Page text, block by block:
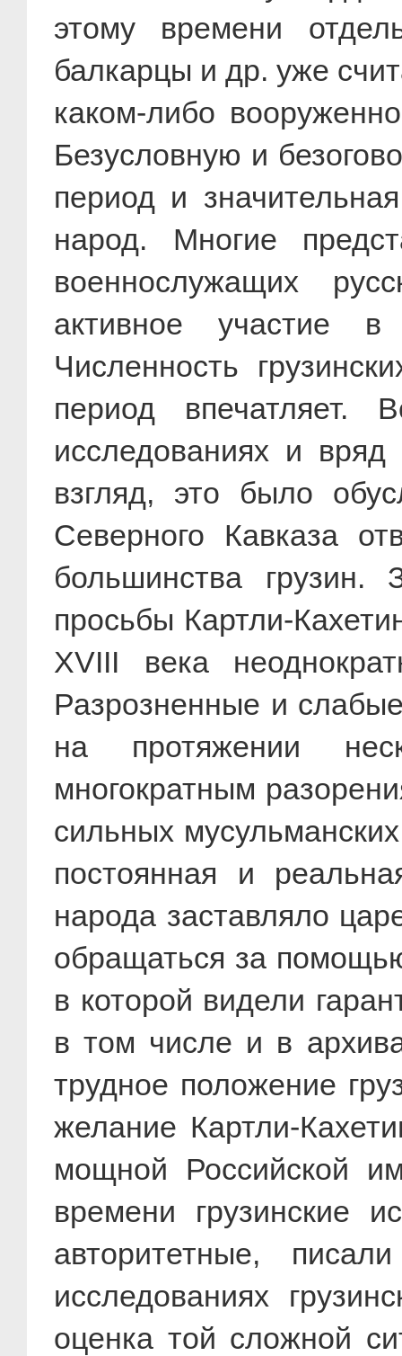
этому времени
балкарцы и др. уже
каком-либо
Безусловную и
период и
народ. Многие
военнослужащих
активное участие
Численность
период впечатляет.
исследованиях и
взгляд, это было
Северного Кавказа
большинства грузин.
просьбы Картли-
XVIII века
Разрозненные и слабые
на протяжении
многократным
сильных
постоянная и
народа заставляло
обращаться за
в которой видели
в том числе и в
трудное положение
желание Картли-
мощной Российской
времени грузинские
авторитетные,
исследованиях
оценка той сложной